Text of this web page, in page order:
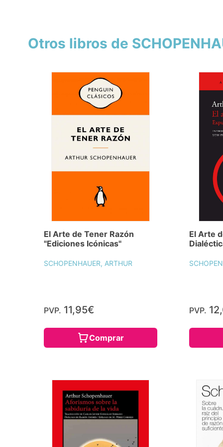
Otros libros de
El Arte de Tener Razón
"Ediciones Icónicas"
SCHOPENHAUER, ARTHUR
PVP. 11,95€
Comprar
El Arte
PVP.